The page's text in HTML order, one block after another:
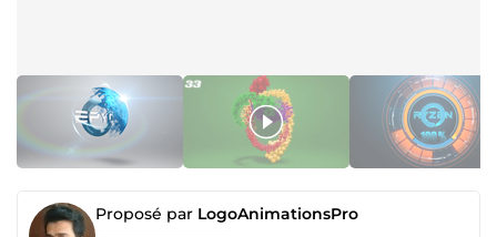
Proposé par LogoAnimationsPro